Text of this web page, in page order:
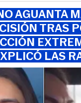
AGUANTA
TRAS
LAS